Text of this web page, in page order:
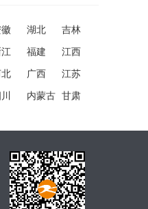
湖北 吉林
福建 江西
广西 江苏
内蒙古 甘肃